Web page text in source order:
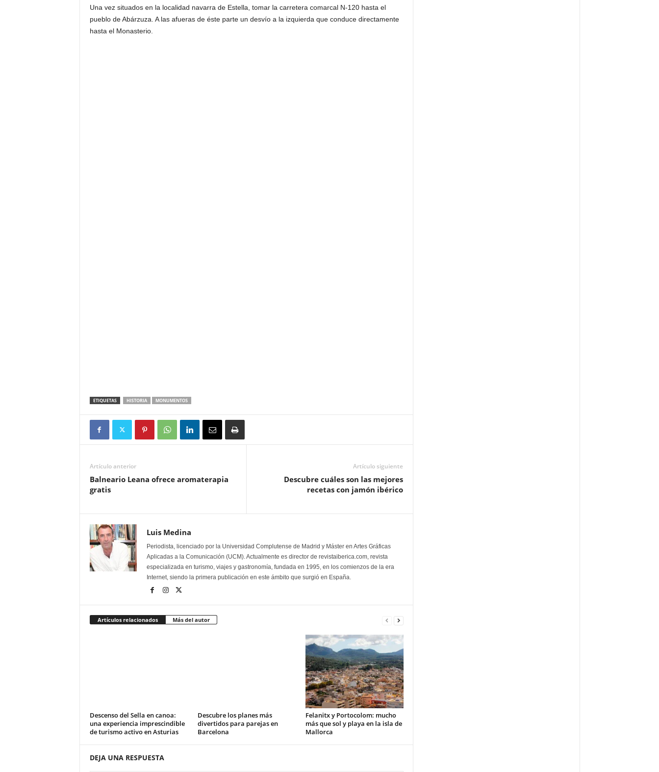
Una vez situados en la localidad navarra de Estella, tomar la carretera comarcal N-120 hasta el
pueblo de Abárzuza. A las afueras de éste parte un desvío a la izquierda que conduce directamente
hasta el Monasterio.
ETIQUETAS HISTORIA MONUMENTOS
Artículo anterior
Balneario Leana ofrece aromaterapia
gratis
Artículo siguiente
Descubre cuáles son las mejores
recetas con jamón ibérico
Luis Medina
Periodista, licenciado por la Universidad Complutense de Madrid y Máster en Artes Gráficas
Aplicadas a la Comunicación (UCM). Actualmente es director de revistaiberica.com, revista
especializada en turismo, viajes y gastronomía, fundada en 1995, en los comienzos de la era
Internet, siendo la primera publicación en este ámbito que surgió en España.
Artículos relacionados Más del autor
Descenso del Sella en canoa:
una experiencia imprescindible
de turismo activo en Asturias
Descubre los planes más
divertidos para parejas en
Barcelona
Felanitx y Portocolom: mucho
más que sol y playa en la isla de
Mallorca
DEJA UNA RESPUESTA